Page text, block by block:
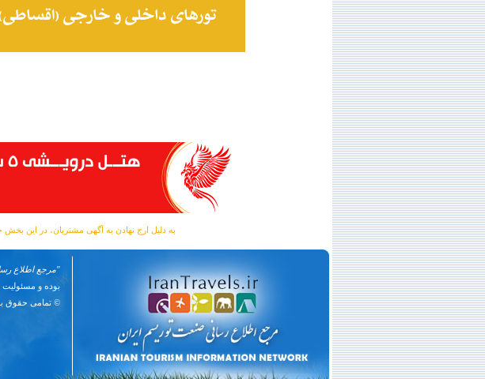
به دلیل ارج نهادن به آگهی مشتریان، در این بخش حداکثر 5 آگهی نمایش داده می شود و از پذیرش تعداد آگهی
"مرجع اطلاع
بوده و مسئوليت
© تمامی حقوق